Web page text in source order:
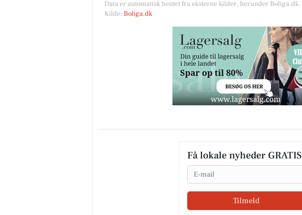
Data er automatisk hentet fra eksterne kilder, herunder Boliga.dk.
Kilde: Boliga.dk
Få lokale nyheder GRATIS
Email
Tilmeld